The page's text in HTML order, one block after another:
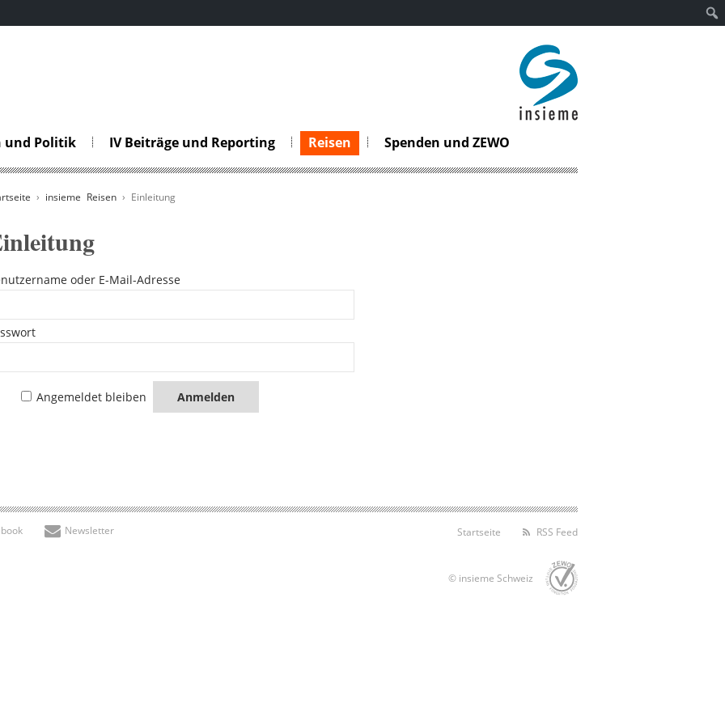
insieme
und Politik IV Beiträge und Reporting Reisen Spenden und ZEWO
› insieme Reisen › Einleitung
oder E-Mail-Adresse
Angemeldet bleiben
Newsletter Startseite RSS Feed
© insieme Schweiz